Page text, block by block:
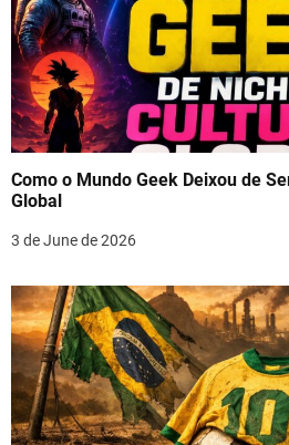
Como o Mundo Geek Deixou de
Global
3 de June de 2026